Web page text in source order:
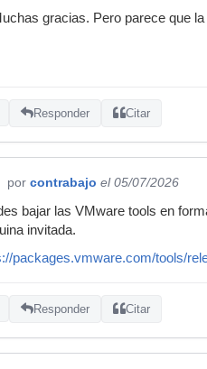
gracias. Pero parece que
Responder Citar
por contrabajo el 05/07/2026
bajar las VMware tools en
invitada.
packages.vmware.com/tools/
Responder Citar